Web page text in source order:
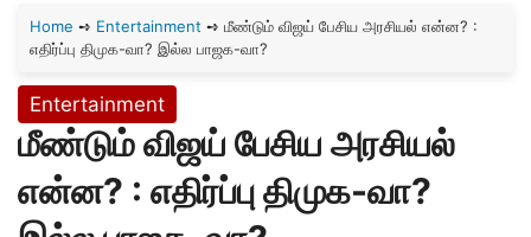
Home ➺ Entertainment ➺ மீண்டும் விஜய் பேசிய அரசியல் என்ன? :
எதிர்ப்பு திமுக-வா? இல்ல பாஜக-வா?
Entertainment
மீண்டும் விஜய் பேசிய அரசியல்
என்ன? : எதிர்ப்பு திமுக-வா?